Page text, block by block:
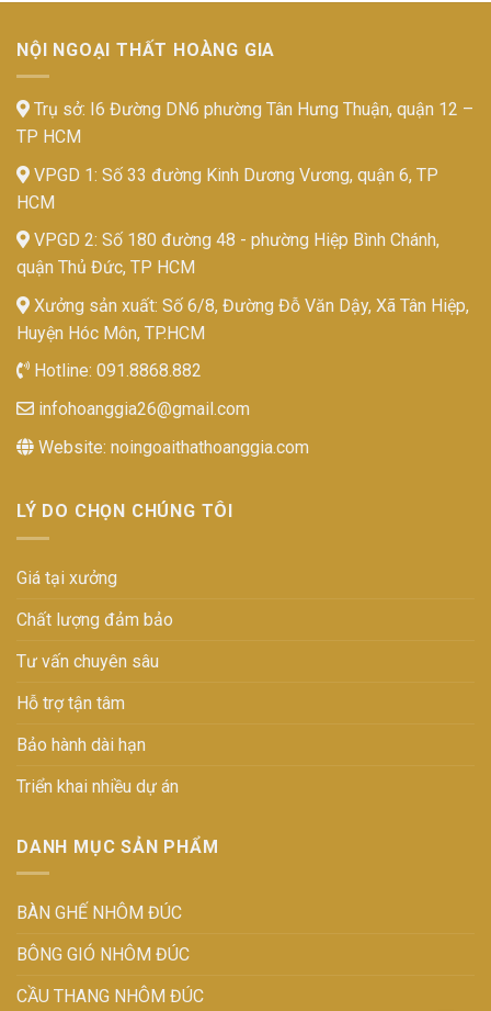
NỘI NGOẠI THẤT HOÀNG GIA
Trụ sở: I6 Đường DN6 phường Tân Hưng Thuận, quận 12 –
TP HCM
VPGD 1: Số 33 đường Kinh Dương Vương, quận 6, TP
HCM
VPGD 2: Số 180 đường 48 - phường Hiệp Bình Chánh,
quận Thủ Đức, TP HCM
Xưởng sản xuất: Số 6/8, Đường Đỗ Văn Dậy, Xã Tân Hiệp,
Huyện Hóc Môn, TP.HCM
Hotline: 091.8868.882
infohoanggia26@gmail.com
Website: noingoaithathoanggia.com
LÝ DO CHỌN CHÚNG TÔI
Giá tại xưởng
Chất lượng đảm bảo
Tư vấn chuyên sâu
Hỗ trợ tận tâm
Bảo hành dài hạn
Triển khai nhiều dự án
DANH MỤC SẢN PHẨM
BÀN GHẾ NHÔM ĐÚC
BÔNG GIÓ NHÔM ĐÚC
CẦU THANG NHÔM ĐÚC